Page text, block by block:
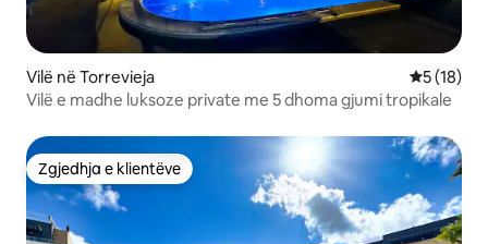
Vilë në Torrevieja Vlerësimi
5 (18)
Vilë e madhe luksoze private me 5 dhoma gjumi tropikale
Zgjedhja e klientëve
Zgjedhja e klientëve